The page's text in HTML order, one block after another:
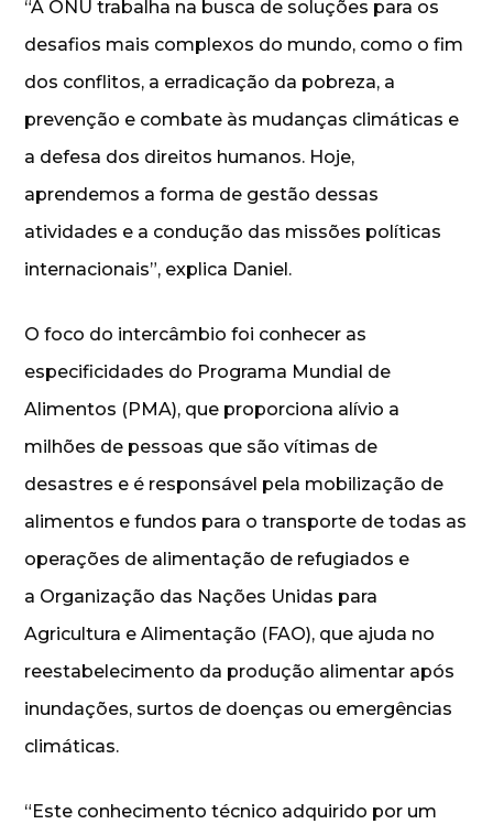
“A ONU trabalha na busca de soluções para os
desafios mais complexos do mundo, como o fim
dos conflitos, a erradicação da pobreza, a
prevenção e combate às mudanças climáticas e
a defesa dos direitos humanos. Hoje,
aprendemos a forma de gestão dessas
atividades e a condução das missões políticas
internacionais”, explica Daniel.
O foco do intercâmbio foi conhecer as
especificidades do Programa Mundial de
Alimentos (PMA), que proporciona alívio a
milhões de pessoas que são vítimas de
desastres e é responsável pela mobilização de
alimentos e fundos para o transporte de todas as
operações de alimentação de refugiados e
a Organização das Nações Unidas para
Agricultura e Alimentação (FAO), que ajuda no
reestabelecimento da produção alimentar após
inundações, surtos de doenças ou emergências
climáticas.
“Este conhecimento técnico adquirido por um